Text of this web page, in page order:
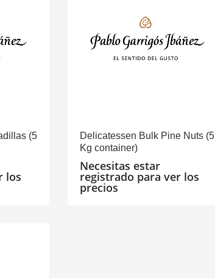
(5
los
Delicatessen Bulk Pine Nuts (5
Kg container)
Necesitas estar
registrado para ver los
precios